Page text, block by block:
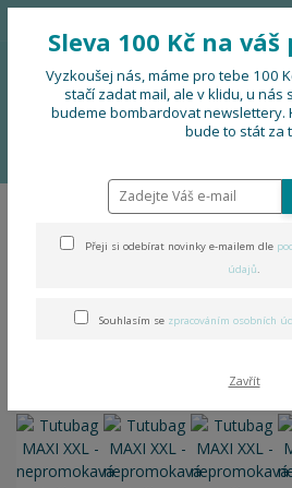
Tutubag MAXI
nepromokavá
Sleva 100 Kč na
Vyzkoušej nás, máme pro tebe 100
stačí zadat mail, ale v klidu, u nás
budeme bombardovat newslettery.
bude to stát za
Přeji si odebírat novinky e-mailem dle
údajů.
Souhlasím se zpracováním osobních
Zavřít